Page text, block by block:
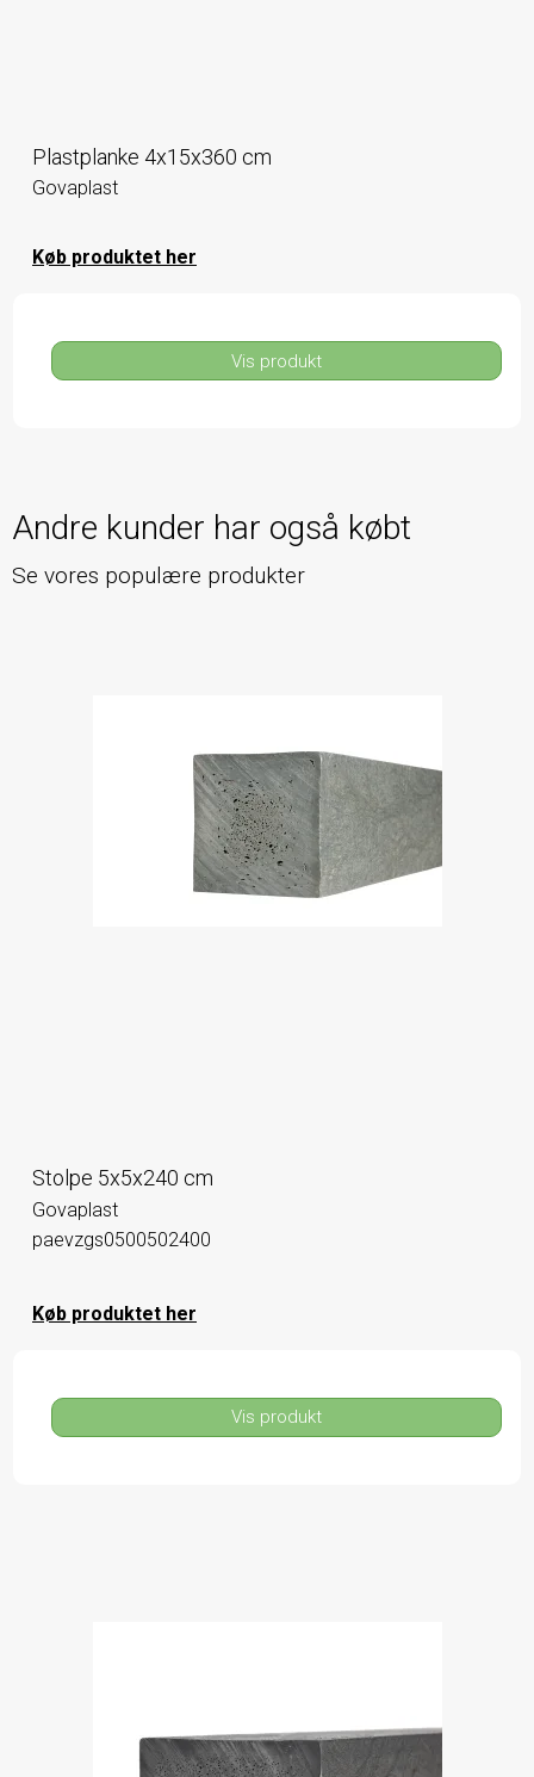
Plastplanke 4x15x360 cm
Govaplast
Køb produktet her
Vis produkt
Andre kunder har også købt
Se vores populære produkter
Stolpe 5x5x240 cm
Govaplast
paevzgs0500502400
Køb produktet her
Vis produkt